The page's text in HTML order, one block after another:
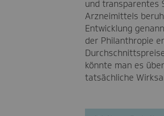
und transparentes
Arzneimittels
Entwicklung
der Philanthropie
könnte man es
tatsächliche